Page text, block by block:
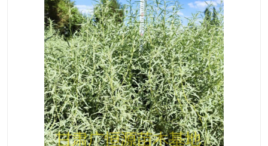
白刺苗
沙枣树 红柳苗
沙棘苗 柽柳苗
砂生槐 四翅滨藜